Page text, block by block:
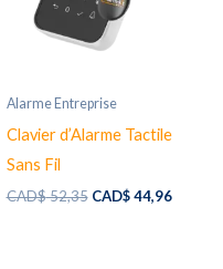
Alarme Entreprise
Clavier d’Alarme Tactile
Sans Fil
CAD$52,35 Le
CAD$44,96Le